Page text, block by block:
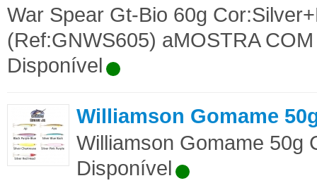
War Spear Gt-Bio 60g
(Ref:GNWS605) aMOSTRA
Disponível
Williamson Gomame
Williamson Gomame 50g
Disponível